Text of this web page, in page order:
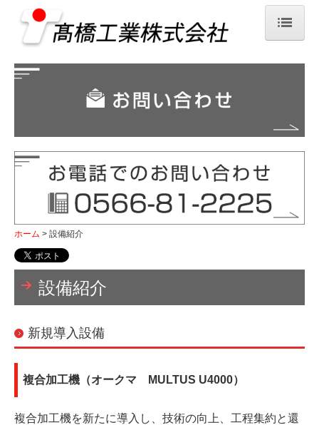
設備紹介
事業案内
採用情報
募集要項
お問い合わせ
ホーム 設備紹介
設備紹介
新規導入設備
複合加工機（オークマ MULTUS U4000）
複合加工機を新たに導入し、技術の向上、工程集約と還